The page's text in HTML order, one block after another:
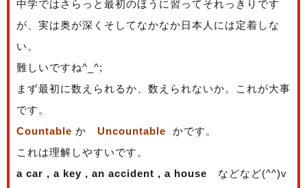
中学ではさらっと最初のほうに習ってそれっきりです
が、実は奥が深くそしてなかなか日本人には定着しな
い。
難しいですね^_^;
まず最初に数えられるか、数えられないか。これが大事
です。
Countable か Uncountable
かです。
これは理解しやすいです。
a car , a key , an accident , a house などなど(^^)v